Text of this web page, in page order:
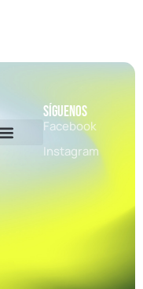
Síguenos
Facebook
Instagram